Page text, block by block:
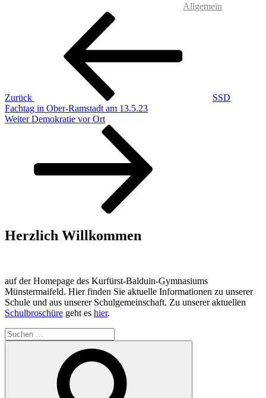
Allgemein
Beitragsnavigation
Zurück
SSD
Fachtag in Ober-Ramstadt am 13.5.23
Nächster
Weiter Demokratie vor Ort
Herzlich Willkommen
auf der Homepage des Kurfürst-Balduin-Gymnasiums
Münstermaifeld. Hier finden Sie aktuelle Informationen zu unserer
Schule und aus unserer Schulgemeinschaft. Zu unserer aktuellen
Schulbroschüre geht es hier.
Suchen
nach: